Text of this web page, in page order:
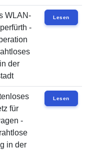
WLAN-
-
der
Lesen
für
-
in der
Lesen